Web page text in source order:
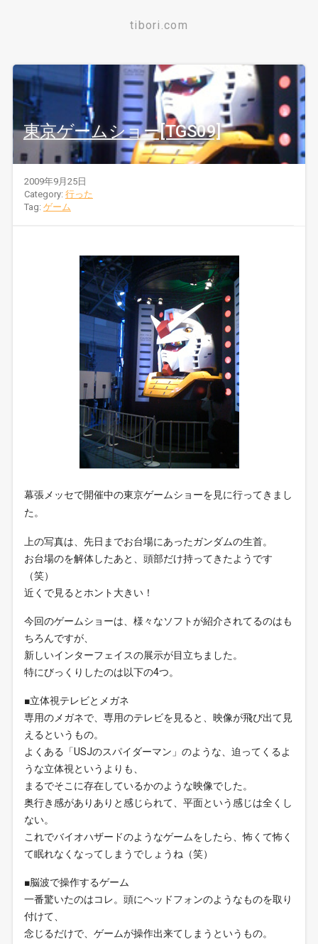
tibori.com
東京ゲームショー[TGS09]
2009年9月25日
Category: 行った
Tag: ゲーム
幕張メッセで開催中の東京ゲームショーを見に行ってきまし
た。
上の写真は、先日までお台場にあったガンダムの生首。
お台場のを解体したあと、頭部だけ持ってきたようです
（笑）
近くで見るとホント大きい！
今回のゲームショーは、様々なソフトが紹介されてるのはも
ちろんですが、
新しいインターフェイスの展示が目立ちました。
特にびっくりしたのは以下の4つ。
■立体視テレビとメガネ
専用のメガネで、専用のテレビを見ると、映像が飛び出て見
えるというもの。
よくある「USJのスパイダーマン」のような、迫ってくるよ
うな立体視というよりも、
まるでそこに存在しているかのような映像でした。
奥行き感がありありと感じられて、平面という感じは全くし
ない。
これでバイオハザードのようなゲームをしたら、怖くて怖く
て眠れなくなってしまうでしょうね（笑）
■脳波で操作するゲーム
一番驚いたのはコレ。頭にヘッドフォンのようなものを取り
付けて、
念じるだけで、ゲームが操作出来てしまうというもの。